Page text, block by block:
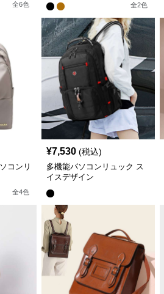
全6色 全2色
コンリ
全4色
¥7,530 (税込)
多機能パソコンリュック ス
イスデザイン